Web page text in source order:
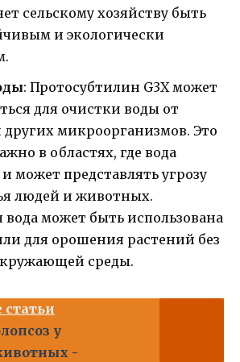
сельскому хозяйству быть
и экологически
: Протосубтилин G3X может
для очистки воды от
других микроорганизмов. Это
в областях, где вода
может представлять угрозу
людей и животных.
может быть использована
для орошения растений без
среды.
у
-